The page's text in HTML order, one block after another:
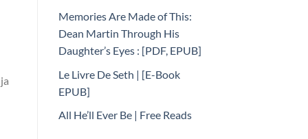
Memories Are Made of This:
Dean Martin Through His
Daughter’s Eyes : [PDF, EPUB]
Le Livre De Seth | [E-Book
EPUB]
All He’ll Ever Be | Free Reads